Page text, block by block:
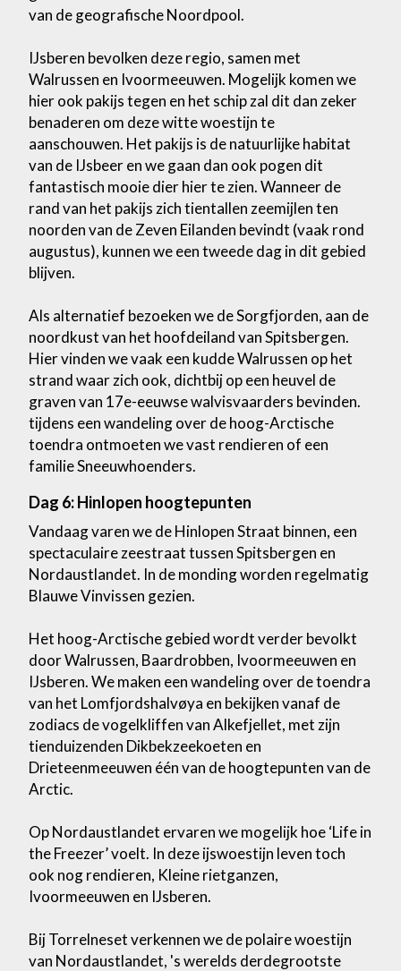
van de geografische Noordpool.
IJsberen bevolken deze regio, samen met
Walrussen en Ivoormeeuwen. Mogelijk komen we
hier ook pakijs tegen en het schip zal dit dan zeker
benaderen om deze witte woestijn te
aanschouwen. Het pakijs is de natuurlijke habitat
van de IJsbeer en we gaan dan ook pogen dit
fantastisch mooie dier hier te zien. Wanneer de
rand van het pakijs zich tientallen zeemijlen ten
noorden van de Zeven Eilanden bevindt (vaak rond
augustus), kunnen we een tweede dag in dit gebied
blijven.
Als alternatief bezoeken we de Sorgfjorden, aan de
noordkust van het hoofdeiland van Spitsbergen.
Hier vinden we vaak een kudde Walrussen op het
strand waar zich ook, dichtbij op een heuvel de
graven van 17e-eeuwse walvisvaarders bevinden.
tijdens een wandeling over de hoog-Arctische
toendra ontmoeten we vast rendieren of een
familie Sneeuwhoenders.
Dag 6: Hinlopen hoogtepunten
Vandaag varen we de Hinlopen Straat binnen, een
spectaculaire zeestraat tussen Spitsbergen en
Nordaustlandet. In de monding worden regelmatig
Blauwe Vinvissen gezien.
Het hoog-Arctische gebied wordt verder bevolkt
door Walrussen, Baardrobben, Ivoormeeuwen en
IJsberen. We maken een wandeling over de toendra
van het Lomfjordshalvøya en bekijken vanaf de
zodiacs de vogelkliffen van Alkefjellet, met zijn
tienduizenden Dikbekzeekoeten en
Drieteenmeeuwen één van de hoogtepunten van de
Arctic.
Op Nordaustlandet ervaren we mogelijk hoe ‘Life in
the Freezer’ voelt. In deze ijswoestijn leven toch
ook nog rendieren, Kleine rietganzen,
Ivoormeeuwen en IJsberen.
Bij Torrelneset verkennen we de polaire woestijn
van Nordaustlandet, 's werelds derdegrootste